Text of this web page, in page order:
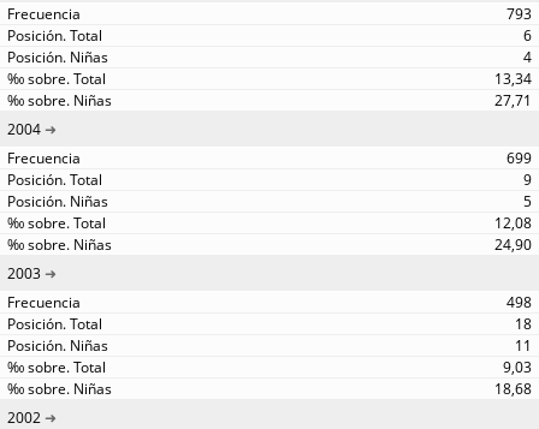
793
6
4
13,34
27,71
2004
699
9
5
12,08
24,90
2003
498
18
11
9,03
18,68
2002